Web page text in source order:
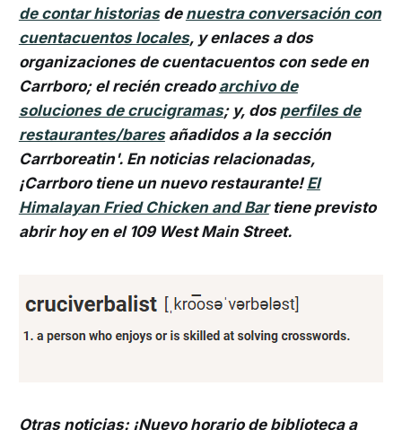
de contar historiasde nuestra conversación con
cuentacuentos locales, y enlaces a dos
organizaciones de cuentacuentos con sede en
Carrboro; el recién creado archivo de
soluciones de crucigramas; y, dos perfiles de
restaurantes/baresañadidos a la sección
Carrboreatin'. En noticias relacionadas,
¡Carrboro tiene un nuevo restaurante! El
Himalayan Fried Chicken and Bartiene previsto
abrir hoy en el 109 West Main Street.
Otras noticias: ¡Nuevo horario de biblioteca a